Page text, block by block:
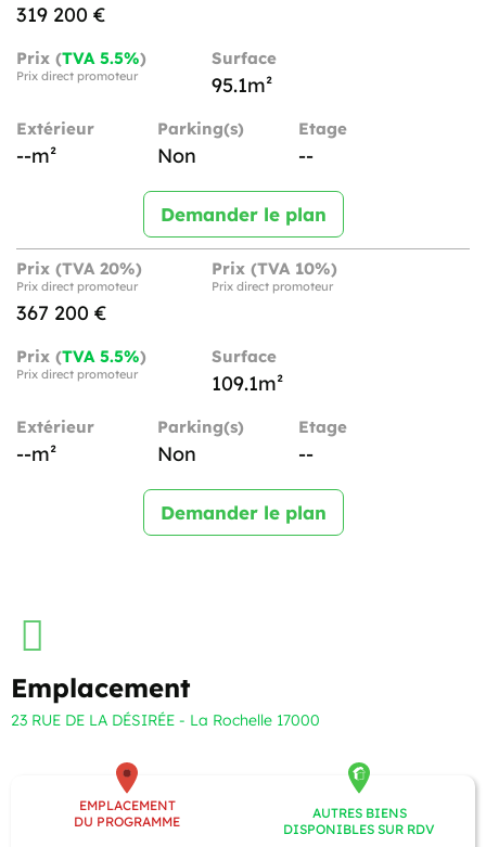
319 200 €
Prix (TVA 5.5%)
Prix direct promoteur
Surface
95.1m²
Extérieur
--m²
Parking(s)
Non
Etage
--
Demander le plan
Prix (TVA 20%)
Prix direct promoteur
367 200 €
Prix (TVA 10%)
Prix direct promoteur
Prix (TVA 5.5%)
Prix direct promoteur
Surface
109.1m²
Extérieur
--m²
Parking(s)
Non
Etage
--
Demander le plan
Emplacement
23 RUE DE LA DÉSIRÉE - La Rochelle 17000
EMPLACEMENT
DU PROGRAMME
AUTRES BIENS
DISPONIBLES SUR RDV